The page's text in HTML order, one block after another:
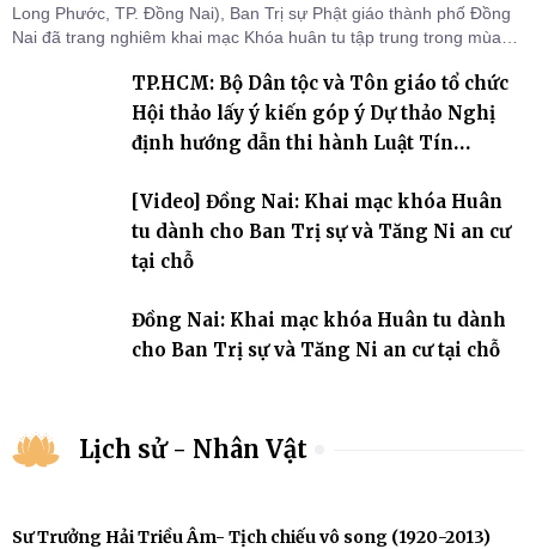
Long Phước, TP. Đồng Nai), Ban Trị sự Phật giáo thành phố Đồng
Nai đã trang nghiêm khai mạc Khóa huân tu tập trung trong mùa
chỗ khu vực VII, VIII và trường hạ chùa Quốc Ân Khải Tường.
TP.HCM: Bộ Dân tộc và Tôn giáo tổ chức
Hội thảo lấy ý kiến góp ý Dự thảo Nghị
định hướng dẫn thi hành Luật Tín
[Video] Đồng Nai: Khai mạc khóa Huân
tu dành cho Ban Trị sự và Tăng Ni an cư
tại chỗ
Đồng Nai: Khai mạc khóa Huân tu dành
cho Ban Trị sự và Tăng Ni an cư tại chỗ
Lịch sử - Nhân Vật
Sư Trưởng Hải Triều Âm- Tịch chiếu vô song (1920-2013)